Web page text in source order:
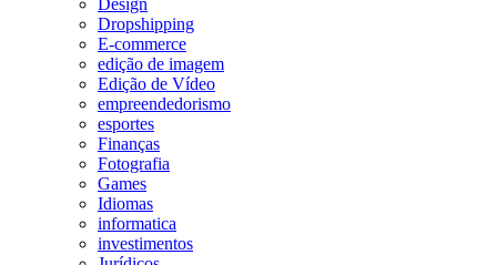
Dropshipping
E-commerce
edição de imagem
Edição de Vídeo
empreendedorismo
esportes
Finanças
Fotografia
Games
Idiomas
informatica
investimentos